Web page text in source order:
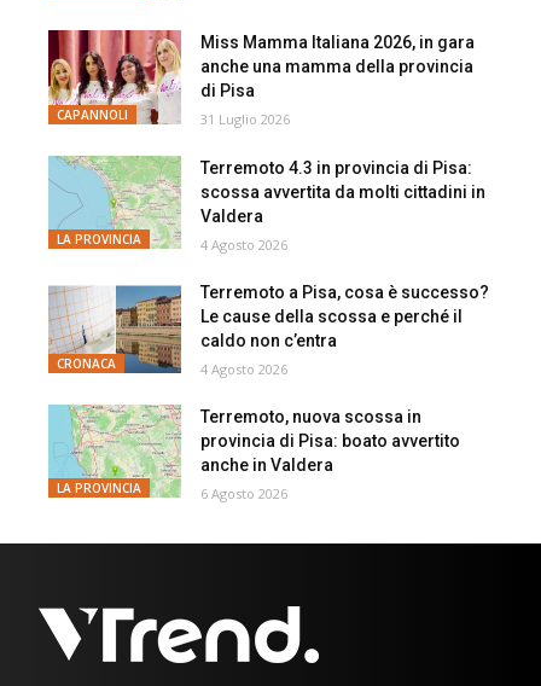
CAPANNOLI
Miss Mamma Italiana 2026, in gara
anche una mamma della provincia
di Pisa
31 Luglio 2026
LA PROVINCIA
Terremoto 4.3 in provincia di Pisa:
scossa avvertita da molti cittadini in
Valdera
4 Agosto 2026
CRONACA
Terremoto a Pisa, cosa è successo?
Le cause della scossa e perché il
caldo non c’entra
4 Agosto 2026
LA PROVINCIA
Terremoto, nuova scossa in
provincia di Pisa: boato avvertito
anche in Valdera
6 Agosto 2026